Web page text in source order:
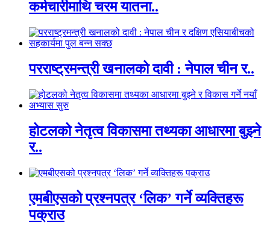
कर्मचारीमाथि चरम यातना..
परराष्ट्रमन्त्री खनालको दावी : नेपाल चीन र..
होटलको नेतृत्व विकासमा तथ्यका आधारमा बुझ्ने
र..
एमबीएसको प्रश्नपत्र ‘लिक’ गर्ने व्यक्तिहरू
पक्राउ